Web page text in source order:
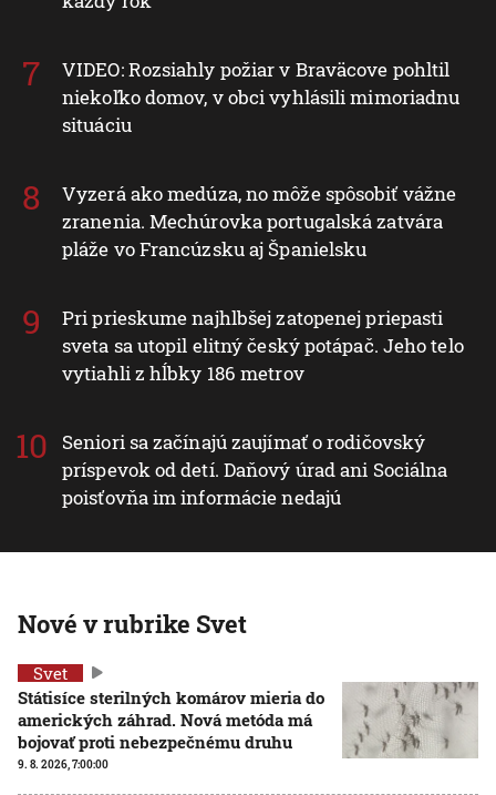
VIDEO: Rozsiahly požiar v Braväcove pohltil
niekoľko domov, v obci vyhlásili mimoriadnu
situáciu
Vyzerá ako medúza, no môže spôsobiť vážne
zranenia. Mechúrovka portugalská zatvára
pláže vo Francúzsku aj Španielsku
Pri prieskume najhlbšej zatopenej priepasti
sveta sa utopil elitný český potápač. Jeho telo
vytiahli z hĺbky 186 metrov
Seniori sa začínajú zaujímať o rodičovský
príspevok od detí. Daňový úrad ani Sociálna
poisťovňa im informácie nedajú
Nové v rubrike Svet
Svet
Státisíce sterilných komárov mieria do
amerických záhrad. Nová metóda má
bojovať proti nebezpečnému druhu
9. 8. 2026, 7:00:00